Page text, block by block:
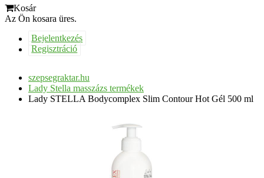
Kosár
Az Ön kosara üres.
Bejelentkezés
Regisztráció
szepsegraktar.hu
Lady Stella masszázs termékek
Lady STELLA Bodycomplex Slim Contour Hot Gél 500 ml